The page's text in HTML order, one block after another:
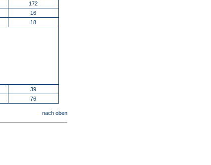
172
16
18
39
76
nach oben